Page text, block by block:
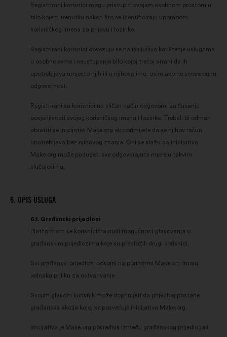
Registrirani korisnici mogu pristupiti svojem osobnom prostoru u
bilo kojem trenutku nakon što se identificiraju uporabom
korisničkog imena za prijavu i lozinke.
Registrirani korisnici obvezuju se na isključivo korištenje uslugama
u osobne svrhe i neustupanje bilo kojoj trećoj strani da ih
upotrebljava umjesto njih ili u njihovo ime, osim ako ne snose punu
odgovornost.
Registrirani su korisnici na sličan način odgovorni za čuvanje
povjerljivosti svojeg korisničkog imena i lozinke. Trebali bi odmah
obratiti se inicijativi Make.org ako primijete da se njihov račun
upotrebljava bez njihovog znanja. Oni se slažu da inicijativa
Make.org može poduzeti sve odgovarajuće mjere u takvim
slučajevima.
6. OPIS USLUGA
6.1. Građanski prijedlozi
Platformom se korisnicima nudi mogućnost glasovanja o
građanskim prijedlozima koje su predložili drugi korisnici.
Svi građanski prijedlozi poslani na platformi Make.org imaju
jednaku priliku za ostvarivanje.
Svojim glasom korisnik može doprinijeti da prijedlog postane
građanska akcija kojoj se posvećuje inicijativa Make.org.
Inicijativa je Make.org posrednik između građanskog prijedloga i